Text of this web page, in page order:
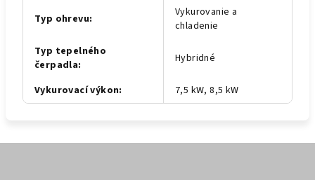
Typ ohrevu:
Vykurovanie a
chladenie
Typ tepelného
čerpadla: Hybridné
Vykurovací výkon: 7,5 kW, 8,5 kW